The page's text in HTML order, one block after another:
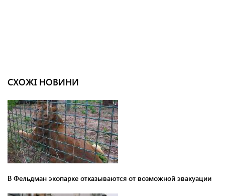
СХОЖІ НОВИНИ
В Фельдман экопарке отказываются от возможной эвакуации